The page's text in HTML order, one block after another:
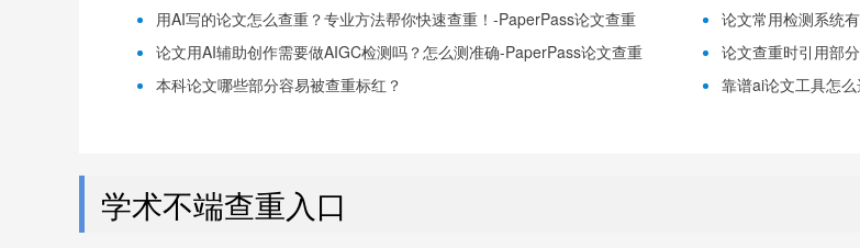
用AI写的论文怎么查重？专业方法帮你快速查重！-PaperPass论文查重
论文常用检测系统
论文用AI辅助创作需要做AIGC检测吗？怎么测准确-PaperPass论文查重
论文查重时引用部
本科论文哪些部分容易被查重标红？
靠谱ai论文工具怎
学术不端查重入口